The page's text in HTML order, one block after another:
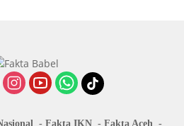
Fakta IKN Fakta Aceh